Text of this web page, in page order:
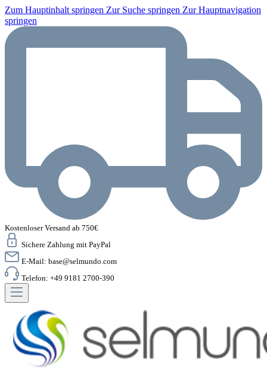
Zum Hauptinhalt springen Zur Suche springen Zur Hauptnavigation
springen
Kostenloser Versand ab 750€
Sichere Zahlung mit PayPal
E-Mail: base@selmundo.com
Telefon: +49 9181 2700-390